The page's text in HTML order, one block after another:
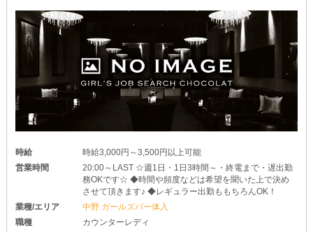
時給
時給3,000円～3,500円以上可能
営業時間
20:00～LAST ☆週1日・1日3時間～・終電まで・遅出勤
務OKです☆ ◆時間や頻度などは希望を聞いた上で決め
させて頂きます♪ ◆レギュラー出勤ももちろんOK！
業種/エリア
中野 ガールズバー体入
職種
カウンターレディ